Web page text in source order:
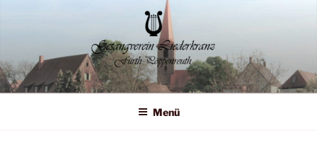
Liederkranz Poppenreuth
Menü